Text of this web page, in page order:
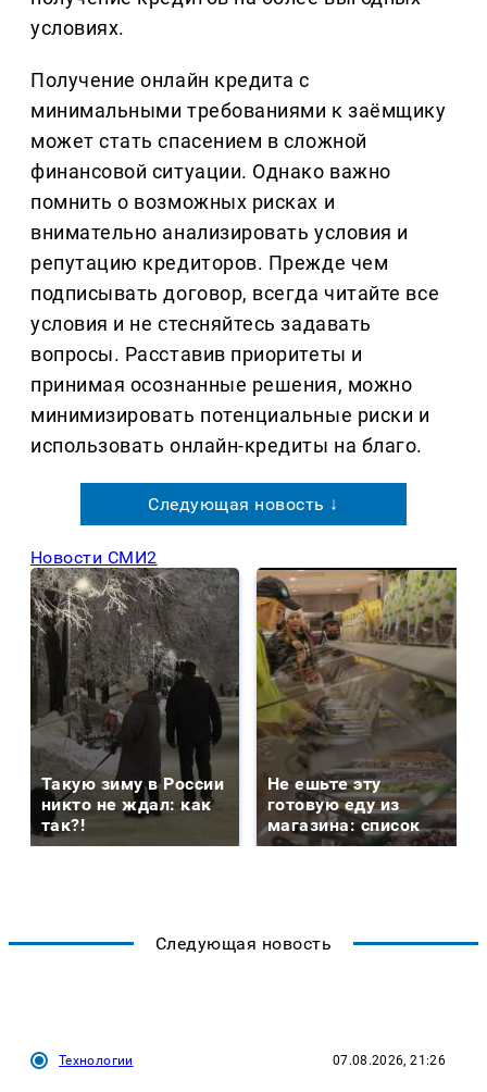
условиях.
Получение онлайн кредита с
минимальными требованиями к заёмщику
может стать спасением в сложной
финансовой ситуации. Однако важно
помнить о возможных рисках и
внимательно анализировать условия и
репутацию кредиторов. Прежде чем
подписывать договор, всегда читайте все
условия и не стесняйтесь задавать
вопросы. Расставив приоритеты и
принимая осознанные решения, можно
минимизировать потенциальные риски и
использовать онлайн-кредиты на благо.
Следующая новость ↓
Новости СМИ2
Такую зиму в России
никто не ждал: как
так?!
Не ешьте эту
готовую еду из
магазина: список
Следующая новость
Технологии 07.08.2026, 21:26